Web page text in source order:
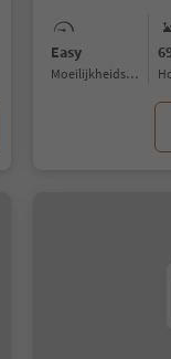
Easy
Moeilijkheidsgraad